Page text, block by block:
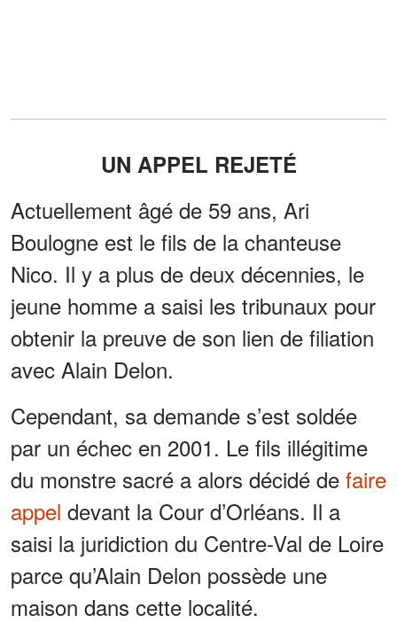
UN APPEL REJETÉ
Actuellement âgé de 59 ans, Ari
Boulogne est le fils de la chanteuse
Nico. Il y a plus de deux décennies, le
jeune homme a saisi les tribunaux pour
obtenir la preuve de son lien de filiation
avec Alain Delon.
Cependant, sa demande s’est soldée
par un échec en 2001. Le fils illégitime
du monstre sacré a alors décidé de faire
appel devant la Cour d’Orléans. Il a
saisi la juridiction du Centre-Val de Loire
parce qu’Alain Delon possède une
maison dans cette localité.